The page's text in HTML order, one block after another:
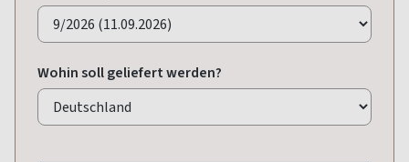
Wohin soll geliefert werden?